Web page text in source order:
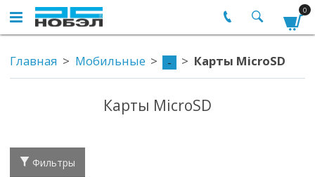
0
Главная Мобильные - Карты MicroSD
Карты MicroSD
Фильтры